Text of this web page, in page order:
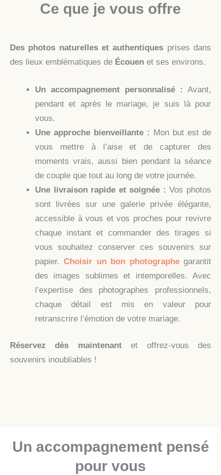
Ce que je vous offre
Des photos naturelles et authentiques prises dans
des lieux emblématiques de Écouen et ses environs.
Un accompagnement personnalisé : Avant,
pendant et après le mariage, je suis là pour
vous.
Une approche bienveillante : Mon but est de
vous mettre à l’aise et de capturer des
moments vrais, aussi bien pendant la séance
de couple que tout au long de votre journée.
Une livraison rapide et soignée : Vos photos
sont livrées sur une galerie privée élégante,
accessible à vous et vos proches pour revivre
chaque instant et commander des tirages si
vous souhaitez conserver ces souvenirs sur
papier.Choisir un bon photographegarantit
des images sublimes et intemporelles. Avec
l’expertise des photographes professionnels,
chaque détail est mis en valeur pour
retranscrire l’émotion de votre mariage.
Réservez dès maintenantet offrez-vous des
souvenirs inoubliables !
Un accompagnement pensé
pour vous